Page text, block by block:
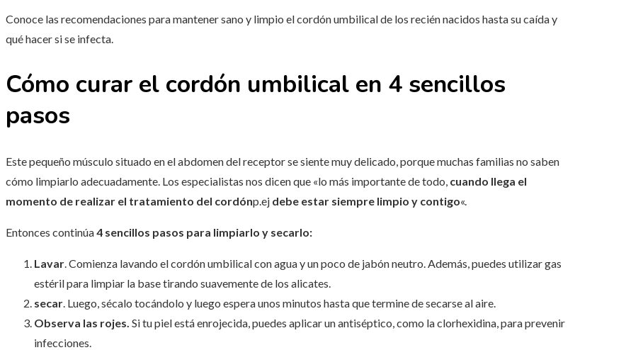
Conoce las recomendaciones para mantener sano y limpio el cordón umbilical de los recién nacidos hasta su caída y
qué hacer si se infecta.
Cómo curar el cordón umbilical en 4 sencillos
pasos
Este pequeño músculo situado en el abdomen del receptor se siente muy delicado, porque muchas familias no saben
cómo limpiarlo adecuadamente. Los especialistas nos dicen que «lo más importante de todo, cuando llega el
momento de realizar el tratamiento del cordónp.ej debe estar siempre limpio y contigo«.
Entonces continúa4 sencillos pasos para limpiarlo y secarlo:
Lavar . Comienza lavando el cordón umbilical con agua y un poco de jabón neutro. Además, puedes utilizar gas
estéril para limpiar la base tirando suavemente de los alicates.
secar . Luego, sécalo tocándolo y luego espera unos minutos hasta que termine de secarse al aire.
Observa las rojes. Si tu piel está enrojecida, puedes aplicar un antiséptico, como la clorhexidina, para prevenir
infecciones.